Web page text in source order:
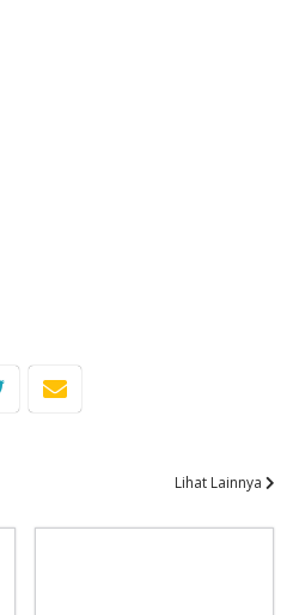
Lihat Lainnya